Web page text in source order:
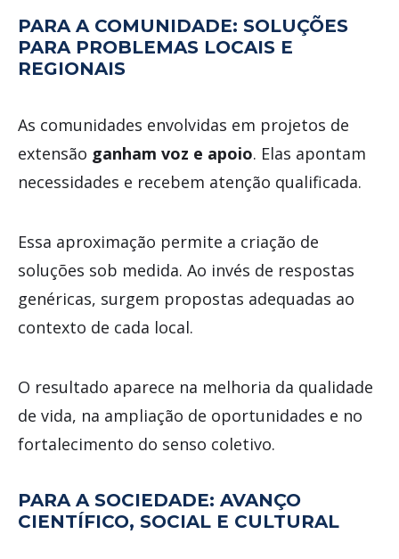
PARA A COMUNIDADE: SOLUÇÕES
PARA PROBLEMAS LOCAIS E
REGIONAIS
As comunidades envolvidas em projetos de
extensão ganham voz e apoio. Elas apontam
necessidades e recebem atenção qualificada.
Essa aproximação permite a criação de
soluções sob medida. Ao invés de respostas
genéricas, surgem propostas adequadas ao
contexto de cada local.
O resultado aparece na melhoria da qualidade
de vida, na ampliação de oportunidades e no
fortalecimento do senso coletivo.
PARA A SOCIEDADE: AVANÇO
CIENTÍFICO, SOCIAL E CULTURAL